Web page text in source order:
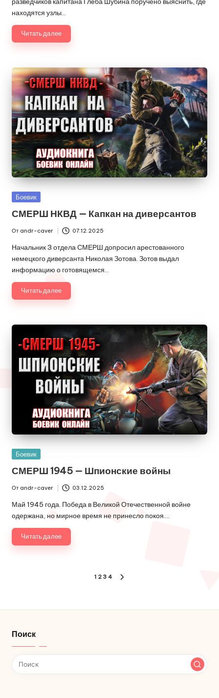
находятся узлы…
Читать далее
Опубликовано
Боевик
СМЕРШ НКВД — Капкан на диверсантов
от
От andr-caver 07.12.2025
Начальник 3 отдела СМЕРШ допросил арестованного
немецкого диверсанта Николая Зотова. Зотов выдал
информацию о готовящемся…
Читать далее
Опубликовано
Боевик
СМЕРШ 1945 — Шпионские войны
от
От andr-caver 03.12.2025
Май 1945 года. Победа в Великой Отечественной войне
одержана, но мирное время не принесло покоя.…
Читать далее
1 2 3 4
Поиск